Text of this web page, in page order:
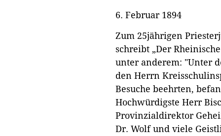
6. Februar 1894
Zum 25jährigen
schreibt „Der
unter anderem: "Unter
den Herrn
Besuche beehrten,
Hochwürdigste Herr
Provinzialdirektor
Dr. Wolf und viele